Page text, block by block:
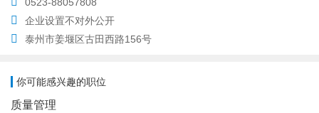
企业设置不对外公开
泰州市姜堰区古田西路156号
你可能感兴趣的职位
质量管理